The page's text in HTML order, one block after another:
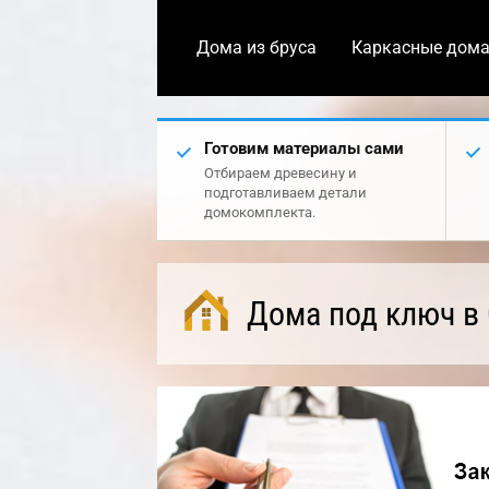
Дома из бруса Каркасные дома
Готовим материалы сами
Отбираем древесину и
подготавливаем детали
домокомплекта.
Дома под ключ в